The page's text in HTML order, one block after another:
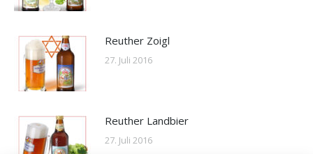
Reuther Zoigl
27. Juli 2016
Reuther Landbier
27. Juli 2016